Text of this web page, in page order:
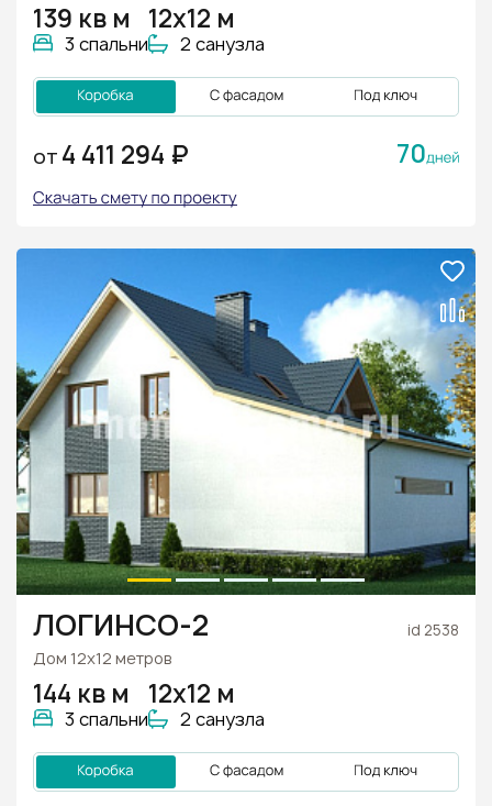
139 кв м
3 спальни
12х12 м
2 санузла
ОТ 4 411 294 ₽ 70
ЛОГИНСО-2 id 2538
Дом 12х12 метров
144 кв м
3 спальни
12х12 м
2 санузла